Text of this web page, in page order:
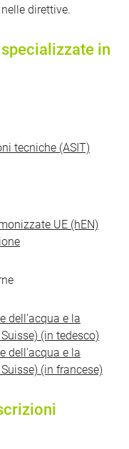
direttive.
in
tecniche (ASIT)
UE (hEN)
dell'acqua e la
(in tedesco)
dell'acqua e la
(in francese)